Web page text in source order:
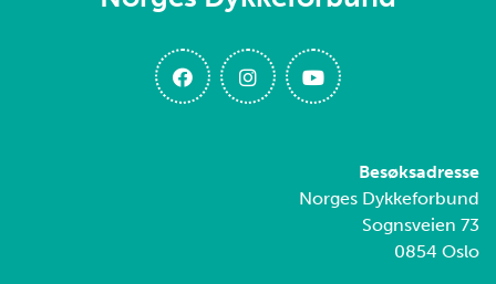
Besøksadresse
Norges Dykkeforbund
Sognsveien 73
0854 Oslo